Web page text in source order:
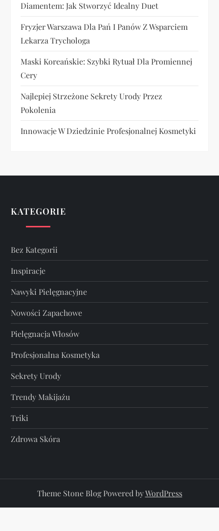
Diamentem: Jak Stworzyć Idealny Duet
Fryzjer Warszawa Dla Pań I Panów Z Wsparciem
Lekarza Trychologa
Maski Koreańskie: Szybki Rytuał Dla Promiennej
Cery
Najlepiej Strzeżone Sekrety Urody Przez
Pokolenia
Innowacje W Dziedzinie Profesjonalnej Kosmetyki
KATEGORIE
Bez Kategorii
Inspiracje
Nawyki Pielęgnacyjne
Nowości Zapachowe
Pielęgnacja Włosów
Profesjonalna Kosmetyka
Sekrety Urody
Trendy Makijażu
Triki
Zdrowa Skóra
Theme Stone Blog Powered byWordPress